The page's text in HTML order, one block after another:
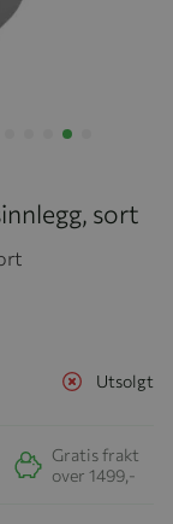
sort
Utsolgt
Gratis frakt
over 1499,-